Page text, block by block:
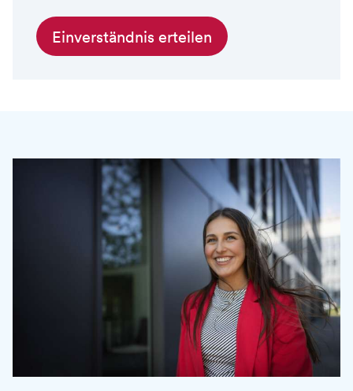
Einverständnis erteilen